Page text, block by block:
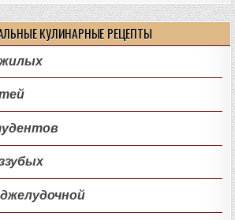
КУЛИНАРНЫЕ РЕЦЕПТЫ